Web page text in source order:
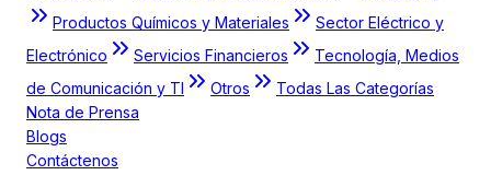
Productos Químicos y Materiales
Sector Eléctrico y
Electrónico
Servicios Financieros
Tecnología, Medios
de Comunicación y TI
Otros
Todas Las Categorías
Nota de Prensa
Blogs
Contáctenos